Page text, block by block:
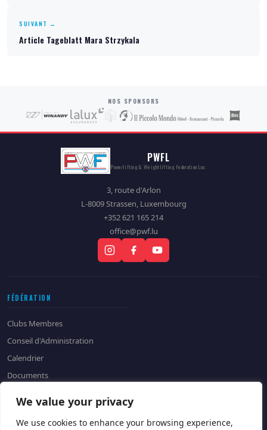
We value your privacy
We use cookies to enhance your browsing experience,
SUIVANT →
Article Tageblatt Mara Strzykala
NOS SPONSORS
PWFL
Powerlifting & Weightlifting Federation Lux.
3, route d'Arlon
L-8009 Strassen, Luxembourg
+352 621 165 214
office@pwf.lu
FÉDÉRATION
Clubs Membres
Conseil d'Administration
Calendrier
Documents